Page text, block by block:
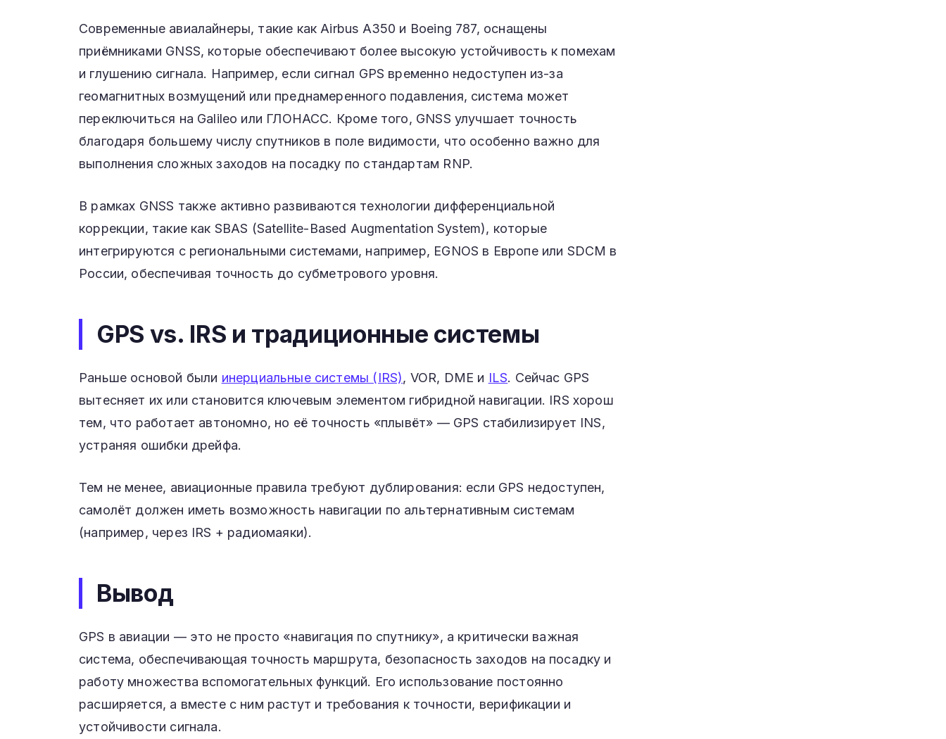
Современные авиалайнеры, такие как Airbus A350 и Boeing 787, оснащены
приёмниками GNSS, которые обеспечивают более высокую устойчивость к помехам
и глушению сигнала. Например, если сигнал GPS временно недоступен из-за
геомагнитных возмущений или преднамеренного подавления, система может
переключиться на Galileo или ГЛОНАСС. Кроме того, GNSS улучшает точность
благодаря большему числу спутников в поле видимости, что особенно важно для
выполнения сложных заходов на посадку по стандартам RNP.
В рамках GNSS также активно развиваются технологии дифференциальной
коррекции, такие как SBAS (Satellite-Based Augmentation System), которые
интегрируются с региональными системами, например, EGNOS в Европе или SDCM в
России, обеспечивая точность до субметрового уровня.
GPS vs. IRS и традиционные системы
Раньше основой были инерциальные системы (IRS), VOR, DME и ILS. Сейчас GPS
вытесняет их или становится ключевым элементом гибридной навигации. IRS хорош
тем, что работает автономно, но её точность «плывёт» — GPS стабилизирует INS,
устраняя ошибки дрейфа.
Тем не менее, авиационные правила требуют дублирования: если GPS недоступен,
самолёт должен иметь возможность навигации по альтернативным системам
(например, через IRS + радиомаяки).
Вывод
GPS в авиации — это не просто «навигация по спутнику», а критически важная
система, обеспечивающая точность маршрута, безопасность заходов на посадку и
работу множества вспомогательных функций. Его использование постоянно
расширяется, а вместе с ним растут и требования к точности, верификации и
устойчивости сигнала.